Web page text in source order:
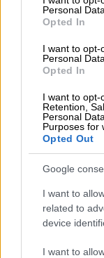
Personal Data.
Opted In
I want to opt-
Personal
Opted In
I want to opt-
Retention,
Personal
Purposes for
Opted Out
Google
I want to
related to
device
I want to
Πάλμας,
ανθρώπων
απειλή στο
«βόμβες»
εκτράπηκαν
Δώδεκα
των Pan Am
Τενερίφη
Λας Πάλμας
αναμονή
ομίχλη